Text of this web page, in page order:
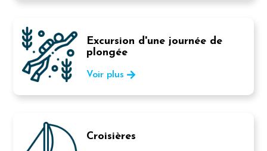
Excursion d'une journée de
plongée
Voir plus
Croisières